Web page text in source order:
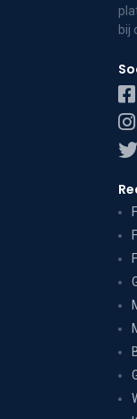
bij